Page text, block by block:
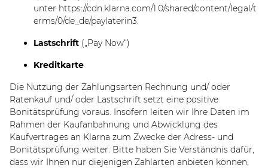
unter https://cdn.klarna.com/1.0/shared/content/legal/t
erms/0/de_de/paylaterin3
Lastschrift („Pay Now“)
Kreditkarte
Die Nutzung der Zahlungsarten Rechnung und/ oder
Ratenkauf und/ oder Lastschrift setzt eine positive
Bonitätsprüfung voraus. Insofern leiten wir Ihre Daten im
Rahmen der Kaufanbahnung und Abwicklung des
Kaufvertrages an Klarna zum Zwecke der Adress- und
Bonitätsprüfung weiter. Bitte haben Sie Verständnis dafür,
dass wir Ihnen nur diejenigen Zahlarten anbieten können,